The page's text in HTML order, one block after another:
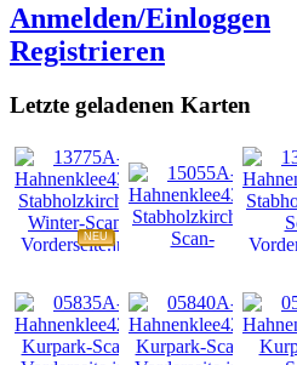
Anmelden/Einloggen
Registrieren
Letzte geladenen Karten
NEU